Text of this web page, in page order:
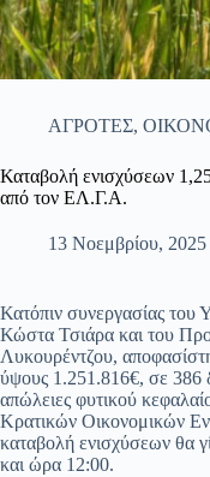
ΑΓΡΟΤΕΣ,
Καταβολή ενισχύσεων
από τον ΕΛ.Γ.Α.
13 Νοεμβρίου, 2025
Κατόπιν συνεργασίας του
Κώστα Τσιάρα και του
Λυκουρέντζου,
ύψους 1.251.816€, σε 386
απώλειες φυτικού
Κρατικών Οικονομικών
καταβολή ενισχύσεων θα
και ώρα 12:00.